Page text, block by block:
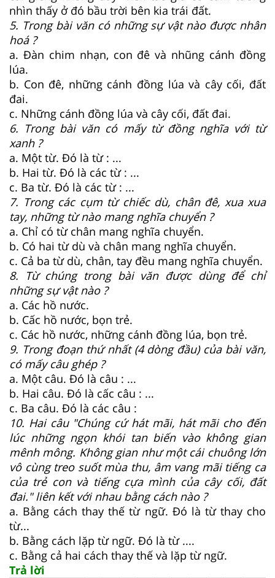
nhìn thấy ở đó bầu trời bên kia trái đất.
5. Trong bài văn có những sự vật nào được nhân
hoá ?
a. Đàn chim nhạn, con đê và nhũng cánh đồng
lúa.
b. Con đê, những cánh đồng lúa và cây cối, đất
đai.
c. Những cánh đồng lúa và cây cối, đất đai.
6. Trong bài văn có mấy từ đồng nghĩa với từ
xanh ?
a. Một từ. Đó là từ : ...
b. Hai từ. Đó là các từ : ...
c. Ba từ. Đó là các từ : ...
7. Trong các cụm từ chiếc dù, chân đê, xua xua
tay, những từ nào mang nghĩa chuyển ?
a. Chỉ có từ chân mang nghĩa chuyển.
b. Có hai từ dù và chân mang nghĩa chuyển.
c. Cả ba từ dù, chân, tay đều mang nghĩa chuyển.
8. Từ chúng trong bài văn được dùng để chỉ
những sự vật nào ?
a. Các hồ nước.
b. Cấc hồ nước, bọn trẻ.
c. Các hồ nước, những cánh đồng lúa, bọn trẻ.
9. Trong đoạn thứ nhất (4 dòng đầu) của bài văn,
có mấy câu ghép ?
a. Một câu. Đó là câu : ...
b. Hai câu. Đó là cấc câu : ...
c. Ba câu. Đó là các câu :
10. Hai câu "Chúng cứ hát mãi, hát mãi cho đến
lúc những ngọn khói tan biến vào không gian
mênh mông. Không gian như một cái chuông lớn
vô cùng treo suốt mùa thu, âm vang mãi tiếng ca
của trẻ con và tiếng cựa mình của cây cối, đất
đai." liên kết với nhau bằng cách nào ?
a. Bằng cách thay thế từ ngữ. Đó là từ thay cho
từ...
b. Bằng cách lặp từ ngữ. Đó là từ ....
c. Bằng cả hai cách thay thế và lặp từ ngữ.
Trả lời